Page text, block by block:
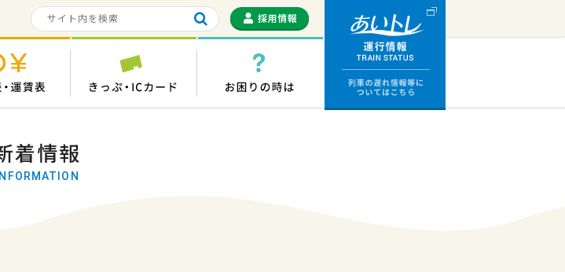
報 時刻表・運賃表 きっぷ・ICカード お困りの時は
着情報
INFORMATION